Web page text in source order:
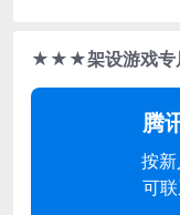
★★★架设游戏
腾
按
可